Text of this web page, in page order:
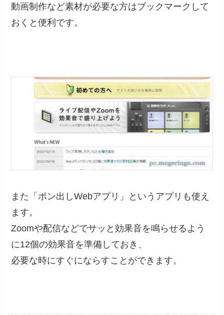
動画制作など素材が必要な方はブックマークして
おくと便利です。
また「ポン出しWebアプリ」というアプリも使え
ます。
Zoomや配信などでサッと効果音を鳴らせるよう
に12個の効果音を準備しておき、
必要な時にすぐにならすことができます。